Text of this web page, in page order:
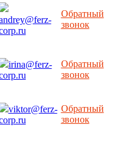
Обратный
звонок
irina@ferz-
Обратный
звонок
viktor@ferz- Обратный
звонок